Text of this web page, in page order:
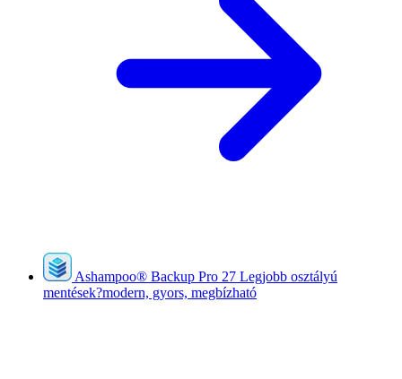
Ashampoo® Backup Pro 27 Legjobb osztályú
mentések?modern, gyors, megbízható